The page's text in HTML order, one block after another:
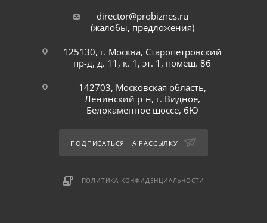
director@probiznes.ru
(жалобы, предложения)
125130, г. Москва, Старопетровский
пр-д, д. 11, к. 1, эт. 1, помещ. 86
142703, Московская область,
Ленинский р-н, г. Видное,
Белокаменное шоссе, 6Ю
ПОДПИСАТЬСЯ НА РАССЫЛКУ
ПОЛИТИКА КОНФИДЕНЦИАЛЬНОСТИ